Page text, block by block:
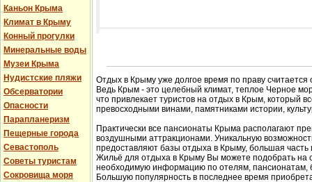
Каньон Крыма
Климат в Крыму
Конный прогулки
Минеральные воды
Музеи Крыма
Нудистские пляжи
Обсерватории
Опасности
Парапланеризм
Пещерные города
Севастополь
Советы туристам
Сокровища моря
Лічільник відвідувачів
Отдых в Крыму уже долгое время по праву
Ведь Крым - это целебный климат, теплое Черное
что привлекает туристов на отдых в Крым, который
превосходными винами, памятниками истории,
Практически все пансионаты Крыма располагают
воздушными аттракционами. Уникальную
предоставляют базы отдыха в Крыму, большая
Жильё для отдыха в Крыму Вы можете подобрать на
необходимую информацию по отелям, пансионатам,
Большую популярность в последнее время